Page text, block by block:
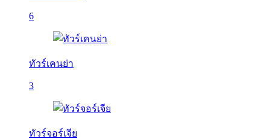
6
ทัวร์เคนย่า
3
ทัวร์จอร์เจีย